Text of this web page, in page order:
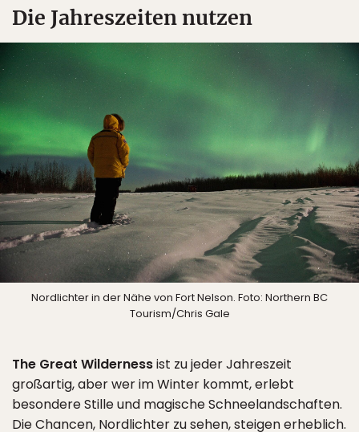
Die Jahreszeiten nutzen
Nordlichter in der Nähe von Fort Nelson. Foto: Northern BC
Tourism/Chris Gale
The Great Wildernessist zu jeder Jahreszeit
großartig, aber wer im Winter kommt, erlebt
besondere Stille und magische Schneelandschaften.
Die Chancen, Nordlichter zu sehen, steigen erheblich.